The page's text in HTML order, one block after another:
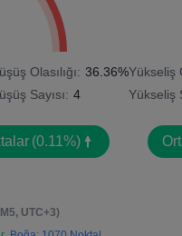
Olasılığı: 36.36%
Sayısı: 4
(0.11%)
Yükseliş
Yükseliş
UTC+3)